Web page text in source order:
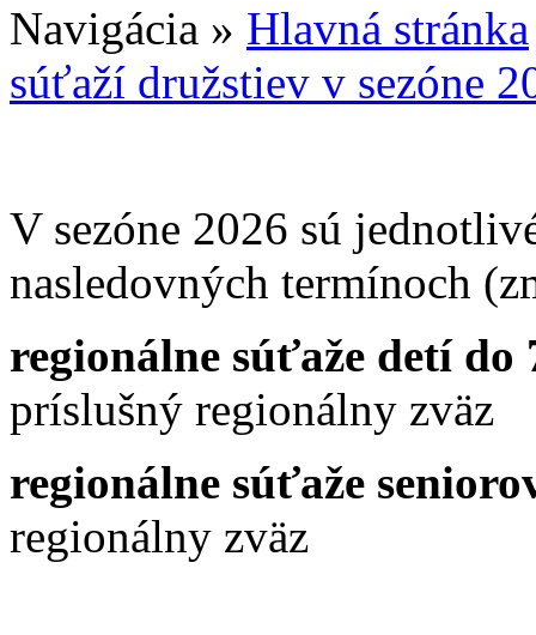
Navigácia » Hlavná stránka
súťaží družstiev v sezóne
V sezóne 2026 sú
nasledovných termínoch
regionálne súťaže detí do
príslušný regionálny zväz
regionálne súťaže
regionálny zväz